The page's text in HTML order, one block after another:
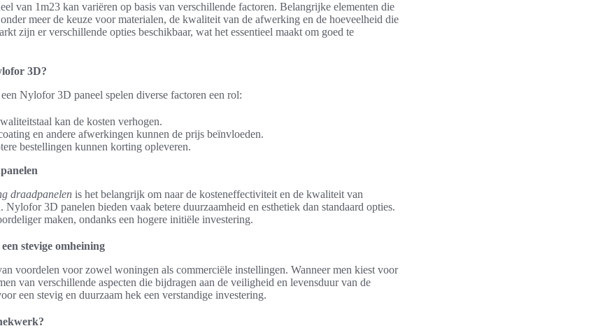
van 1m23 kan variëren op basis van verschillende factoren. Belangrijke elementen die
meer de keuze voor materialen, de kwaliteit van de afwerking en de hoeveelheid die
zijn er verschillende opties beschikbaar, wat het essentieel maakt om goed te
3D?
Nylofor 3D paneel spelen diverse factoren een rol:
kan de kosten verhogen.
en andere afwerkingen kunnen de prijs beïnvloeden.
bestellingen kunnen korting opleveren.
draadpanelen is het belangrijk om naar de kosteneffectiviteit en de kwaliteit van
3D panelen bieden vaak betere duurzaamheid en esthetiek dan standaard opties.
maken, ondanks een hogere initiële investering.
stevige omheining
voordelen voor zowel woningen als commerciële instellingen. Wanneer men kiest voor
van verschillende aspecten die bijdragen aan de veiligheid en levensduur van de
een stevig en duurzaam hek een verstandige investering.